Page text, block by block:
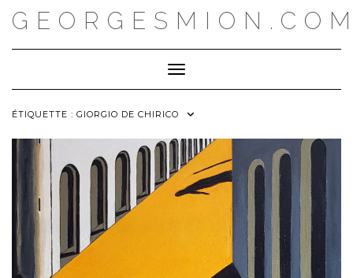
Toggle Navigation
ÉTIQUETTE : GIORGIO DE CHIRICO